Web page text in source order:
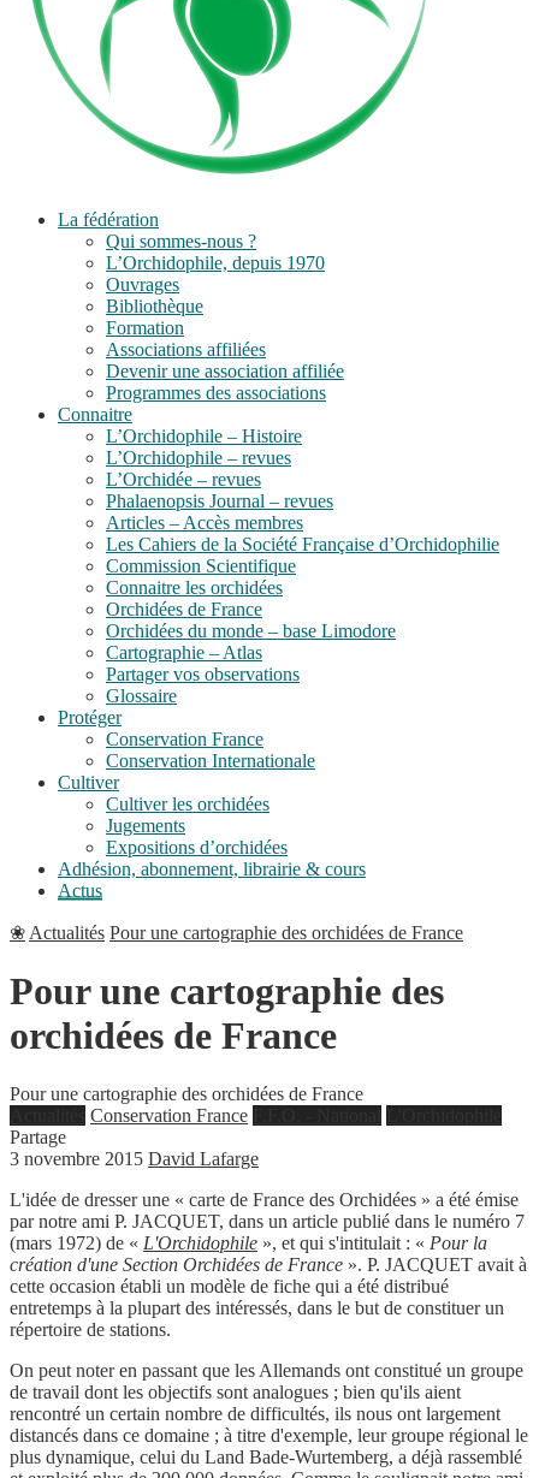
La fédération
Qui sommes-nous ?
L’Orchidophile, depuis 1970
Ouvrages
Bibliothèque
Formation
Associations affiliées
Devenir une association affiliée
Programmes des associations
Connaitre
L’Orchidophile – Histoire
L’Orchidophile – revues
L’Orchidée – revues
Phalaenopsis Journal – revues
Articles – Accès membres
Les Cahiers de la Société Française d’Orchidophilie
Commission Scientifique
Connaitre les orchidées
Orchidées de France
Orchidées du monde – base Limodore
Cartographie – Atlas
Partager vos observations
Glossaire
Protéger
Conservation France
Conservation Internationale
Cultiver
Cultiver les orchidées
Jugements
Expositions d’orchidées
Adhésion, abonnement, librairie & cours
Actus
❀ Actualités Pour une cartographie des orchidées de France
Pour une cartographie des
orchidées de France
Pour une cartographie des orchidées de France
Conservation France
Partage
3 novembre 2015 David Lafarge
L'idée de dresser une « carte de France des Orchidées » a été émise
par notre ami P. JACQUET, dans un article publié dans le numéro 7
(mars 1972) de « L'Orchidophile », et qui s'intitulait : « Pour la
création d'une Section Orchidées de France ». P. JACQUET avait à
cette occasion établi un modèle de fiche qui a été distribué
entretemps à la plupart des intéressés, dans le but de constituer un
répertoire de stations.
On peut noter en passant que les Allemands ont constitué un groupe
de travail dont les objectifs sont analogues ; bien qu'ils aient
rencontré un certain nombre de difficultés, ils nous ont largement
distancés dans ce domaine ; à titre d'exemple, leur groupe régional le
plus dynamique, celui du Land Bade-Wurtemberg, a déjà rassemblé